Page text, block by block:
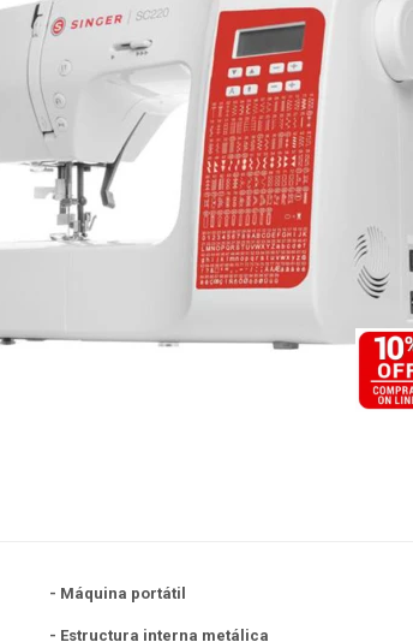
- Máquina portátil
- Estructura interna metálica